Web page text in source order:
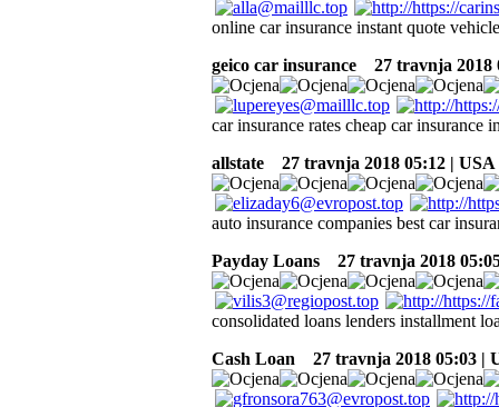
online car insurance instant quote
geico car insurance
27 travnja 2018
car insurance rates cheap car insurance
allstate
27 travnja 2018 05:12 | USA
auto insurance companies best car
Payday Loans
27 travnja 2018
consolidated loans lenders installment
Cash Loan
27 travnja 2018 05:03 |